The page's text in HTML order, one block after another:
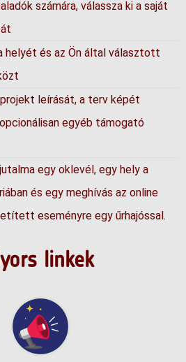
számára, válassza ki a saját
helyét és az Ön által választott
projekt leírását, a terv képét
egyéb támogató
egy oklevél, egy hely a
és egy meghívás az online
eseményre egy űrhajóssal.
linkek